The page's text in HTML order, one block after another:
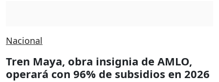
Nacional
Tren Maya, obra insignia de AMLO,
operará con 96% de subsidios en 2026